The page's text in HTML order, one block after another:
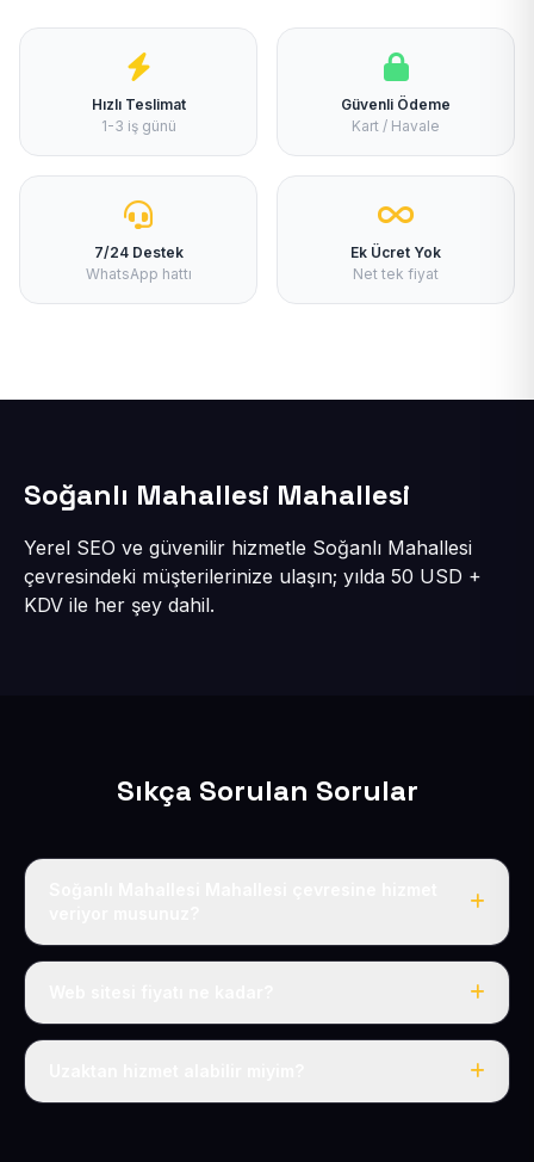
Hızlı Teslimat
1-3 iş günü
Güvenli Ödeme
Kart / Havale
7/24 Destek
WhatsApp hattı
Ek Ücret Yok
Net tek fiyat
Soğanlı Mahallesi Mahallesi
Yerel SEO ve güvenilir hizmetle Soğanlı Mahallesi
çevresindeki müşterilerinize ulaşın; yılda 50 USD +
KDV ile her şey dahil.
Sıkça Sorulan Sorular
Evet, Soğanlı Mahallesi dahil tüm Yeşilhisar ve Yeşilhisar
Tek fiyat: yılda 50 USD + KDV, her şey dahil.